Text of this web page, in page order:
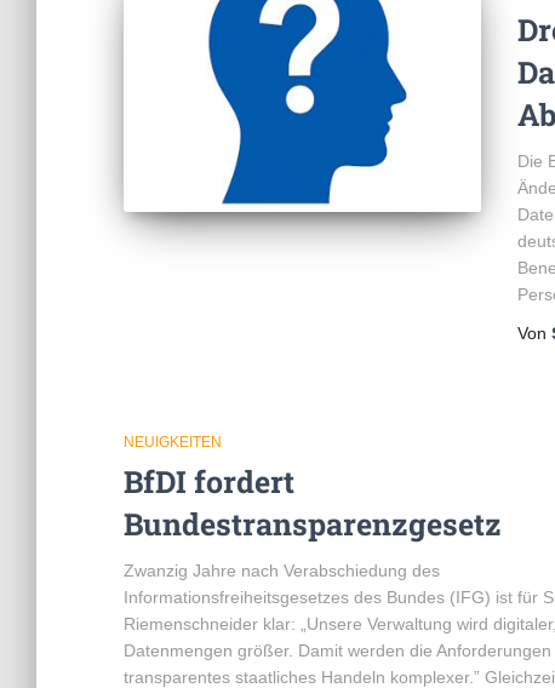
Die
Von
NEUIGKEITEN
BfDI fordert
Bundestransparenzgesetz
Zwanzig Jahre nach Verabschiedung des
Informationsfreiheitsgesetzes des Bundes (IFG) ist für
Riemenschneider klar: „Unsere Verwaltung wird
Datenmengen größer. Damit werden die Anforderungen
transparentes staatliches Handeln komplexer.”